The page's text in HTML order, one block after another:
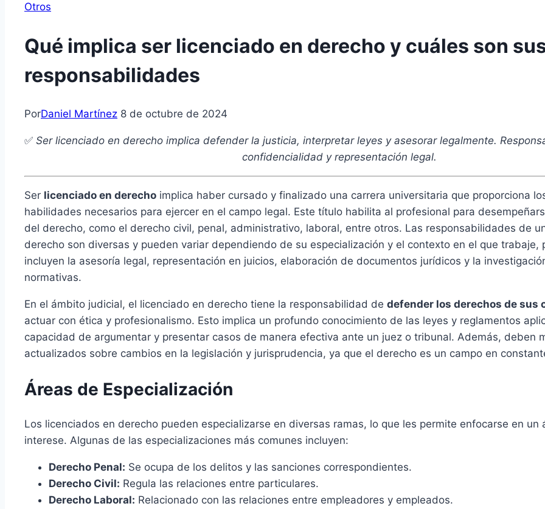
Otros
Qué implica ser licenciado en derecho y cuáles son
responsabilidades
PorDaniel Martínez 8 de octubre de 2024
✅ Ser licenciado en derecho implica defender la justicia, interpretar leyes y asesorar legalmente.
confidencialidad y representación legal.
Ser licenciado en derecho implica haber cursado y finalizado una carrera universitaria que proporciona
habilidades necesarios para ejercer en el campo legal. Este título habilita al profesional para
del derecho, como el derecho civil, penal, administrativo, laboral, entre otros. Las responsabilidades de
derecho son diversas y pueden variar dependiendo de su especialización y el contexto en el que trabaje,
incluyen la asesoría legal, representación en juicios, elaboración de documentos jurídicos y la
normativas.
En el ámbito judicial, el licenciado en derecho tiene la responsabilidad de defender los derechos de sus
actuar con ética y profesionalismo. Esto implica un profundo conocimiento de las leyes y reglamentos
capacidad de argumentar y presentar casos de manera efectiva ante un juez o tribunal. Además, deben
actualizados sobre cambios en la legislación y jurisprudencia, ya que el derecho es un campo en
Áreas de Especialización
Los licenciados en derecho pueden especializarse en diversas ramas, lo que les permite enfocarse en un
interese. Algunas de las especializaciones más comunes incluyen:
Derecho Penal: Se ocupa de los delitos y las sanciones correspondientes.
Derecho Civil: Regula las relaciones entre particulares.
Derecho Laboral: Relacionado con las relaciones entre empleadores y empleados.